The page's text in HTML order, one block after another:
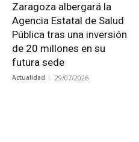
Zaragoza albergará la
Agencia Estatal de Salud
Pública tras una inversión
de 20 millones en su
futura sede
Actualidad 29/07/2026